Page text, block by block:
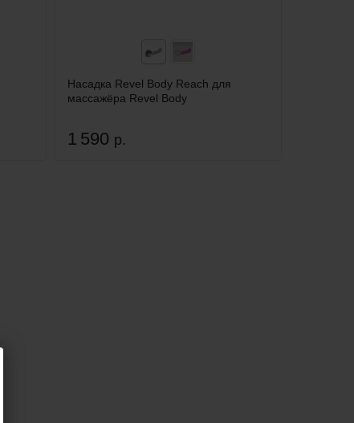
Насадка Revel Body Reach для
массажёра Revel Body
1 590 р.